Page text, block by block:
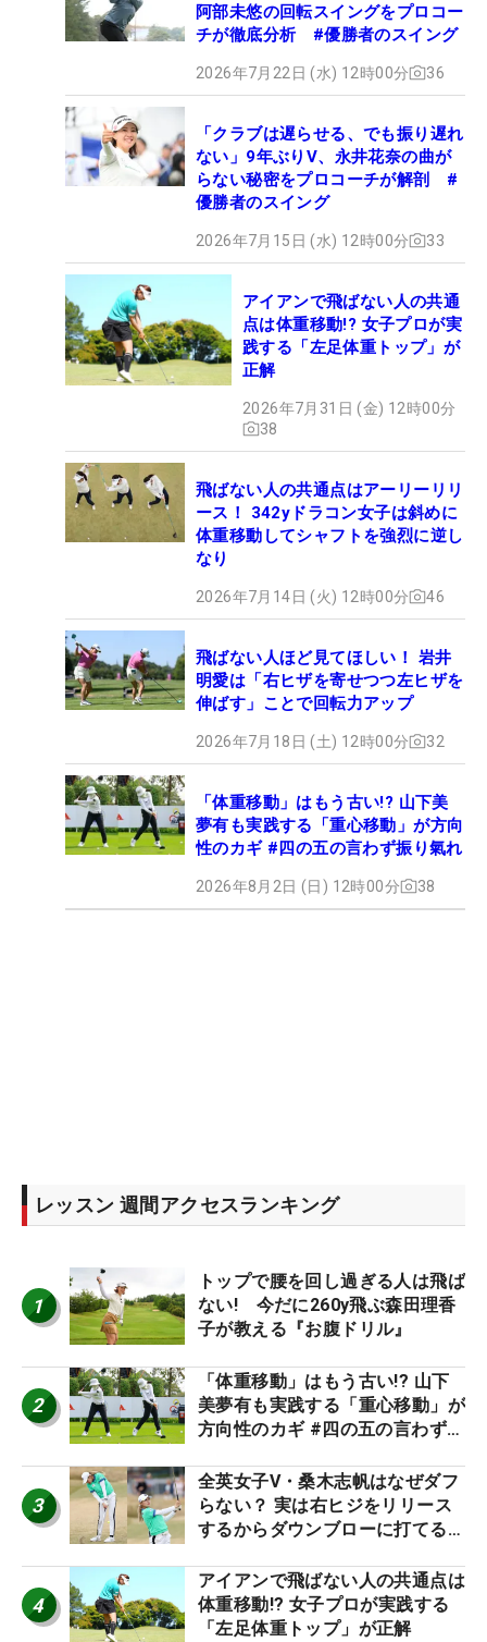
阿部未悠の回転スイングをプロコー
チが徹底分析 #優勝者のスイング
2026年7月22日 (水) 12時00分 36
「クラブは遅らせる、でも振り遅れ
ない」9年ぶりV、永井花奈の曲が
らない秘密をプロコーチが解剖 #
優勝者のスイング
2026年7月15日 (水) 12時00分 33
アイアンで飛ばない人の共通
点は体重移動!? 女子プロが実
践する「左足体重トップ」が
正解
2026年7月31日 (金) 12時00分
38
飛ばない人の共通点はアーリーリリ
ース！ 342yドラコン女子は斜めに
体重移動してシャフトを強烈に逆し
なり
2026年7月14日 (火) 12時00分 46
飛ばない人ほど見てほしい！ 岩井
明愛は「右ヒザを寄せつつ左ヒザを
伸ばす」ことで回転力アップ
2026年7月18日 (土) 12時00分 32
「体重移動」はもう古い!? 山下美
夢有も実践する「重心移動」が方向
性のカギ #四の五の言わず振り氣れ
2026年8月2日 (日) 12時00分 38
レッスン 週間アクセスランキング
1
トップで腰を回し過ぎる人は飛ば
ない! 今だに260y飛ぶ森田理香
子が教える『お腹ドリル』
2
「体重移動」はもう古い!? 山下
美夢有も実践する「重心移動」が
方向性のカギ #四の五の言わず振
3
全英女子V・桑木志帆はなぜダフ
らない？ 実は右ヒジをリリース
するからダウンブローに打てる #
4
アイアンで飛ばない人の共通点は
体重移動!? 女子プロが実践する
「左足体重トップ」が正解